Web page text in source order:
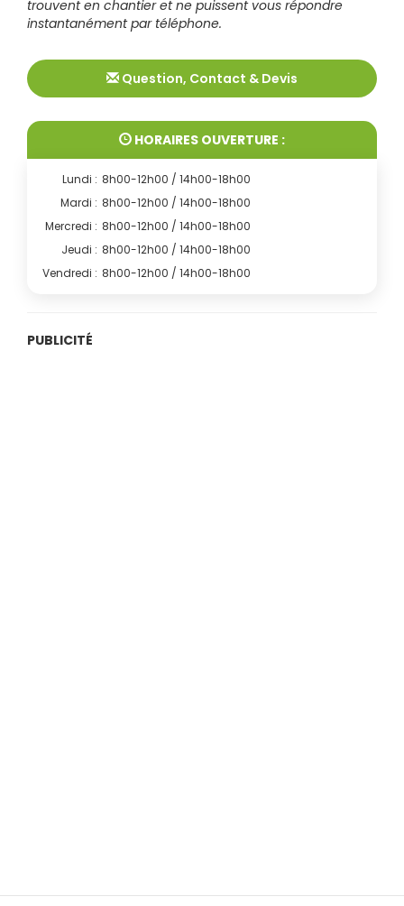
trouvent en chantier et ne puissent vous répondre
instantanément par téléphone.
Question, Contact & Devis
HORAIRES OUVERTURE :
Lundi : 8h00-12h00 / 14h00-18h00
Mardi : 8h00-12h00 / 14h00-18h00
Mercredi : 8h00-12h00 / 14h00-18h00
Jeudi : 8h00-12h00 / 14h00-18h00
Vendredi : 8h00-12h00 / 14h00-18h00
PUBLICITÉ